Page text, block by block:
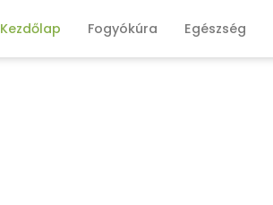
Kezdőlap Fogyókúra Egészség